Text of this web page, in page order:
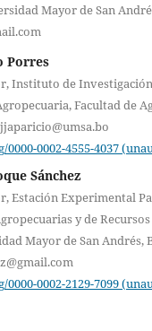
Mayor de San
Porres
Instituto de
Facultad de
0002-4555-4037
Sánchez
Estación Experimental
y de
Mayor de San Andrés,
0002-2129-7099